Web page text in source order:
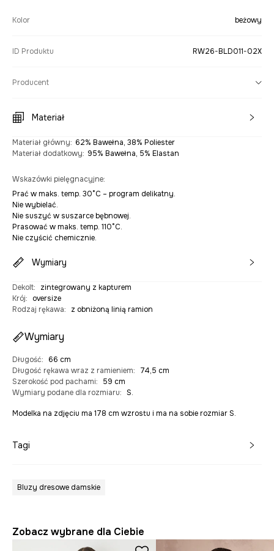
Kolor beżowy
ID Produktu RW26-BLD011-02X
Producent
Materiał
Materiał główny: 62% Bawełna, 38% Poliester
Materiał dodatkowy: 95% Bawełna, 5% Elastan
Wskazówki pielęgnacyjne:
Prać w maks. temp. 30°C – program delikatny.
Nie wybielać.
Nie suszyć w suszarce bębnowej.
Prasować w maks. temp. 110°C.
Nie czyścić chemicznie.
Wymiary
Dekolt:
zintegrowany z kapturem
Krój:
oversize
Rodzaj rękawa: z obniżoną linią ramion
Wymiary
Długość:
66 cm
Długość rękawa wraz z ramieniem:
74,5 cm
Szerokość pod pachami:
59 cm
Wymiary podane dla rozmiaru: S.
Modelka na zdjęciu ma 178 cm wzrostu i ma na sobie rozmiar S.
Tagi
Bluzy dresowe damskie
Zobacz wybrane dla Ciebie